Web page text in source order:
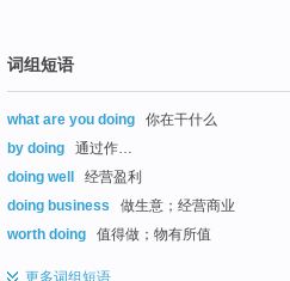
词组短语
what are you doing
你在干什么
by doing
通过作…
doing well
经营盈利
doing business
做生意；经营商业
worth doing
值得做；物有所值
更多词组短语